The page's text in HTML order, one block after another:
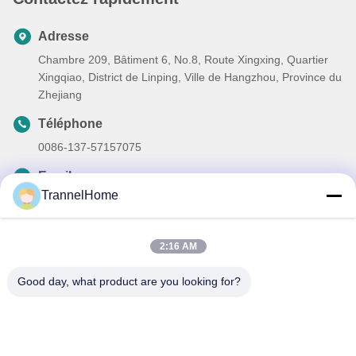
Adresse
Chambre 209, Bâtiment 6, No.8, Route Xingxing, Quartier
Xingqiao, District de Linping, Ville de Hangzhou, Province du
Zhejiang
Téléphone
0086-137-57157075
Email
info@trannel.net
Politique en matière de protection de la vie privée
TrannelHome
2:16 AM
Good day, what product are you looking for?